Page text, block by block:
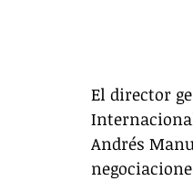
El director
Andrés